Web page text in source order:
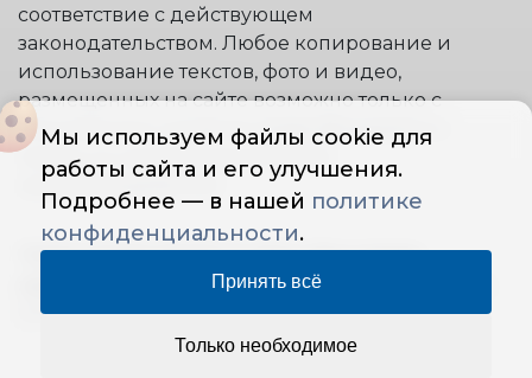
Мы используем файлы cookie для
работы сайта и его улучшения.
Подробнее — в нашей политике
конфиденциальности.
Принять всё
Только необходимое
соответствие с действующем
законодательством. Любое копирование и
использование текстов, фото и видео,
размещенных на сайте возможно только с
письменного согласия правообладателя и
только со ссылкой на источник:
www.stremyanki.com.
"ООО STAIRS PROFI" © 2014 | Все права
— Политика конфиденциальности
ОГРН: 1145007003855